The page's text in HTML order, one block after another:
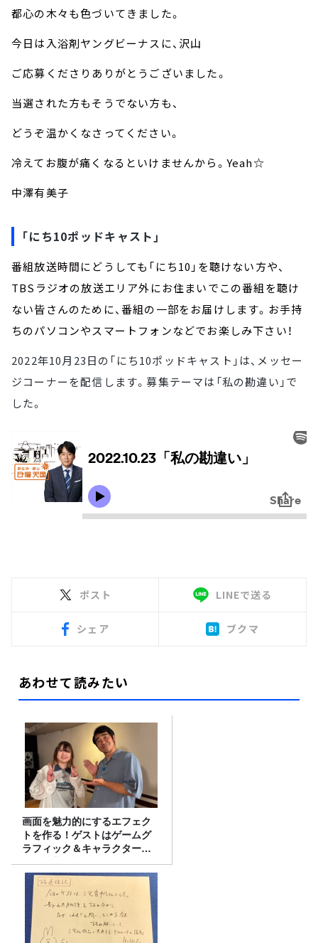
都心の木々も色づいてきました。
今日は入浴剤ヤングビーナスに、沢山
ご応募くださりありがとうございました。
当選された方もそうでない方も、
どうぞ温かくなさってください。
冷えてお腹が痛くなるといけませんから。Yeah☆
中澤有美子
「にち10ポッドキャスト」
番組放送時間にどうしても「にち10」を聴けない方や、
TBSラジオの放送エリア外にお住まいでこの番組を聴け
ない皆さんのために、番組の一部をお届けします。お手持
ちのパソコンやスマートフォンなどでお楽しみ下さい！
2022年10月23日の「にち10ポッドキャスト」は、メッセー
ジコーナーを配信します。募集テーマは「私の勘違い」で
した。
ポスト LINEで送る
シェア ブクマ
あわせて読みたい
画面を魅力的にするエフェク
トを作る！ゲストはゲームグ
ラフィック＆キャラクター専
攻の遠藤里桜さん！